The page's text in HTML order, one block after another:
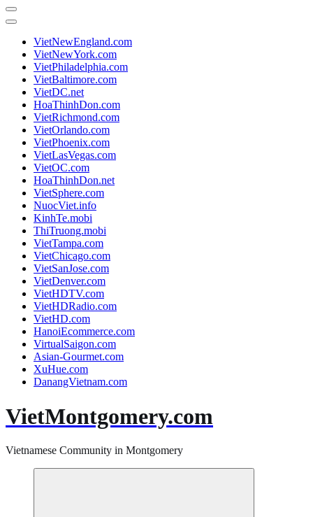
VietNewEngland.com
VietNewYork.com
VietPhiladelphia.com
VietBaltimore.com
VietDC.net
HoaThinhDon.com
VietRichmond.com
VietOrlando.com
VietPhoenix.com
VietLasVegas.com
VietOC.com
HoaThinhDon.net
VietSphere.com
NuocViet.info
KinhTe.mobi
ThiTruong.mobi
VietTampa.com
VietChicago.com
VietSanJose.com
VietDenver.com
VietHDTV.com
VietHDRadio.com
VietHD.com
HanoiEcommerce.com
VirtualSaigon.com
Asian-Gourmet.com
XuHue.com
DanangVietnam.com
VietMontgomery.com
Vietnamese Community in Montgomery